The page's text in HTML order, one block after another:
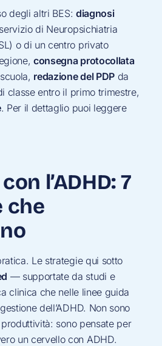
degli altri BES: diagnosi
di Neuropsichiatria
o di un centro privato
consegna protocollata
redazione del PDPda
classe entro il primo trimestre,
. Per il dettaglio puoi leggere
l’ADHD: 7
che
Le strategie qui sotto
— supportate da studi e
clinica che nelle linee guida
dell’ADHD. Non sono
sono pensate per
un cervello con ADHD.